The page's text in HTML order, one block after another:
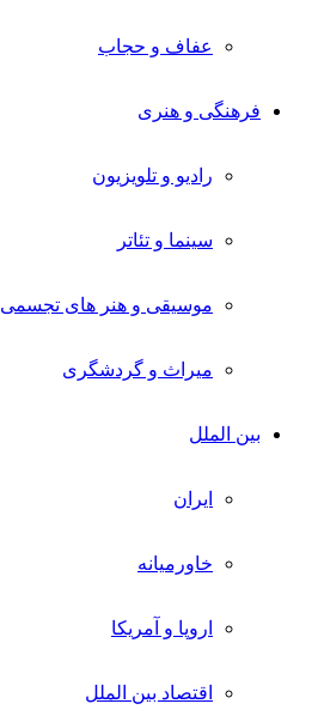
عفاف و حجاب
فرهنگی و هنری
رادیو و تلویزیون
سینما و تئاتر
موسیقی و هنر های تجسمی
میراث و گردشگری
بین الملل
ایران
خاورمیانه
اروپا و آمریکا
اقتصاد بین الملل